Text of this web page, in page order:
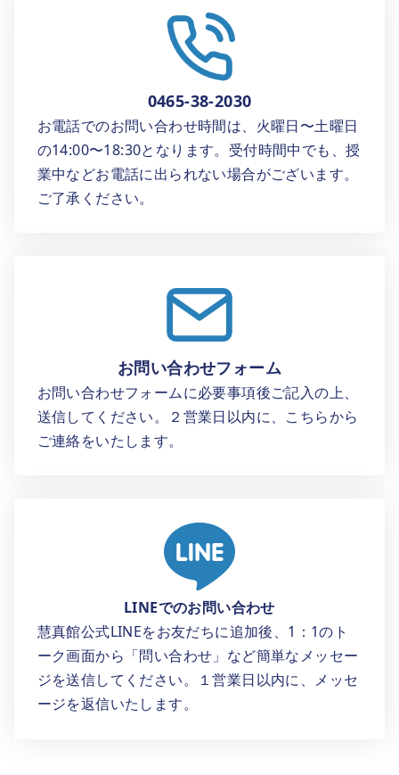
0465-38-2030
お電話でのお問い合わせ時間は、火曜日〜土曜日
の14:00〜18:30となります。受付時間中でも、授
業中などお電話に出られない場合がございます。
ご了承ください。
お問い合わせフォーム
お問い合わせフォームに必要事項後ご記入の上、
送信してください。２営業日以内に、こちらから
ご連絡をいたします。
LINEでのお問い合わせ
慧真館公式LINEをお友だちに追加後、1：1のト
ーク画面から「問い合わせ」など簡単なメッセー
ジを送信してください。１営業日以内に、メッセ
ージを返信いたします。